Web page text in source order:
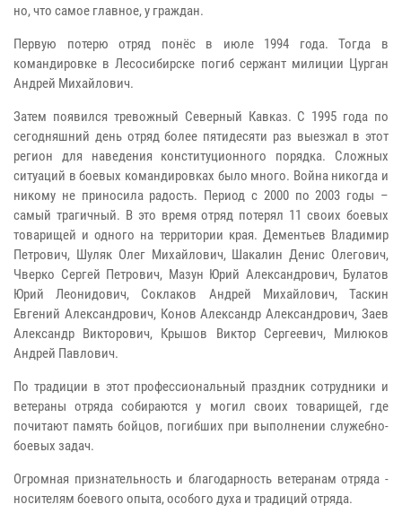
но, что самое главное, у граждан.
Первую потерю отряд понёс в июле 1994 года. Тогда в
командировке в Лесосибирске погиб сержант милиции Цурган
Андрей Михайлович.
Затем появился тревожный Северный Кавказ. С 1995 года по
сегодняшний день отряд более пятидесяти раз выезжал в этот
регион для наведения конституционного порядка. Сложных
ситуаций в боевых командировках было много. Война никогда и
никому не приносила радость. Период с 2000 по 2003 годы –
самый трагичный. В это время отряд потерял 11 своих боевых
товарищей и одного на территории края. Дементьев Владимир
Петрович, Шуляк Олег Михайлович, Шакалин Денис Олегович,
Чверко Сергей Петрович, Мазун Юрий Александрович, Булатов
Юрий Леонидович, Соклаков Андрей Михайлович, Таскин
Евгений Александрович, Конов Александр Александрович, Заев
Александр Викторович, Крышов Виктор Сергеевич, Милюков
Андрей Павлович.
По традиции в этот профессиональный праздник сотрудники и
ветераны отряда собираются у могил своих товарищей, где
почитают память бойцов, погибших при выполнении служебно-
боевых задач.
Огромная признательность и благодарность ветеранам отряда -
носителям боевого опыта, особого духа и традиций отряда.